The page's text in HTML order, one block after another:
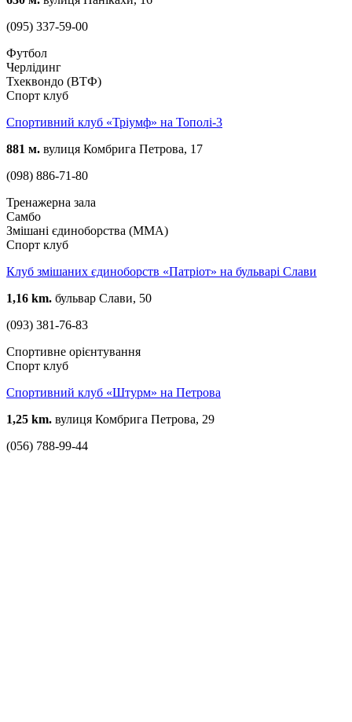
(095) 337-59-00
Футбол
Черлідинг
Тхеквондо (ВТФ)
Спорт клуб
Спортивний клуб «Тріумф» на Тополі-3
881 м. вулиця Комбрига Петрова, 17
(098) 886-71-80
Тренажерна зала
Самбо
Змішані єдиноборства (ММА)
Спорт клуб
Клуб змішаних єдиноборств «Патріот» на бульварі Слави
1,16 km. бульвар Слави, 50
(093) 381-76-83
Спортивне орієнтування
Спорт клуб
Спортивний клуб «Штурм» на Петрова
1,25 km. вулиця Комбрига Петрова, 29
(056) 788-99-44